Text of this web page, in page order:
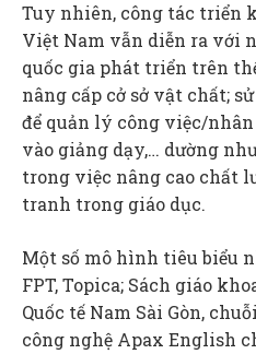
Tuy nhiên, công tác triển
Việt Nam vẫn diễn ra với
quốc gia phát triển trên
nâng cấp cở sở vật chất;
để quản lý công việc/
vào giảng dạy,… dường
trong việc nâng cao chất
tranh trong giáo dục.
Một số mô hình tiêu biểu
FPT, Topica; Sách giáo
Quốc tế Nam Sài Gòn,
công nghệ Apax English